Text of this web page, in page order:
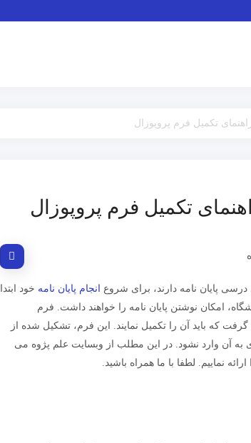
تکمیل فرم پروپوزال
تکمیل فرم پروپوزال
پایان نامه دارند، برای شروع انجام پایان نامه خود ابتدا
امکان نوشتن پایان نامه را خواهند داشت. فرم
که باید آن را تکمیل نمایند. این فرم، تشکیل شده از
به آن وارد نشود. در این مطلب از وبسایت علم پژوه می
نماییم. لطفا با ما همراه باشید.